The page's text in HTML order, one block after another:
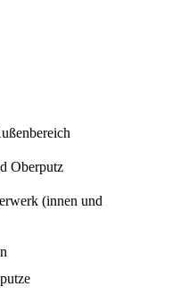
Oberputz
(innen und